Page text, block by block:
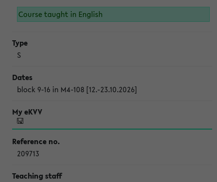
Course taught in English
S
block 9-16 in M4-108 [12.-23.10.2026]
209713